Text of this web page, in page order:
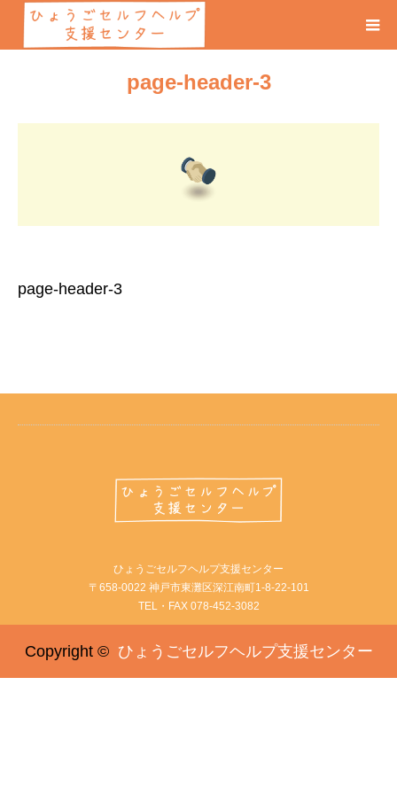
page-header-3
page-header-3
ひょうごセルフヘルプ支援センター
〒658-0022 神戸市東灘区深江南町1-8-22-101
TEL・FAX 078-452-3082
Copyright © ひょうごセルフヘルプ支援センター